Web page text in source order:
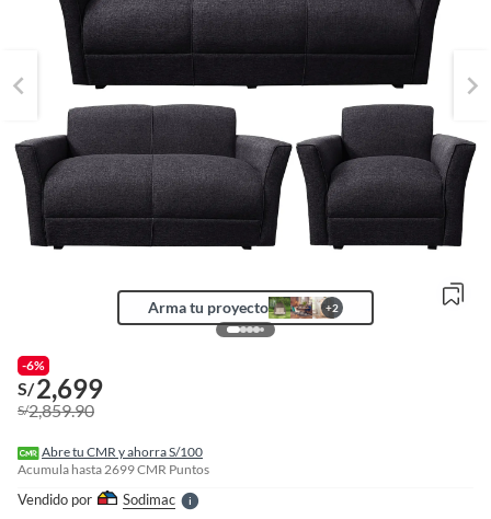
Arma tu proyecto +2
-6%
S/2,699
S/2,859.90
Abre tu CMR y ahorra S/100
Acumula hasta2699CMR Puntos
Vendido por SodimacS
l
l